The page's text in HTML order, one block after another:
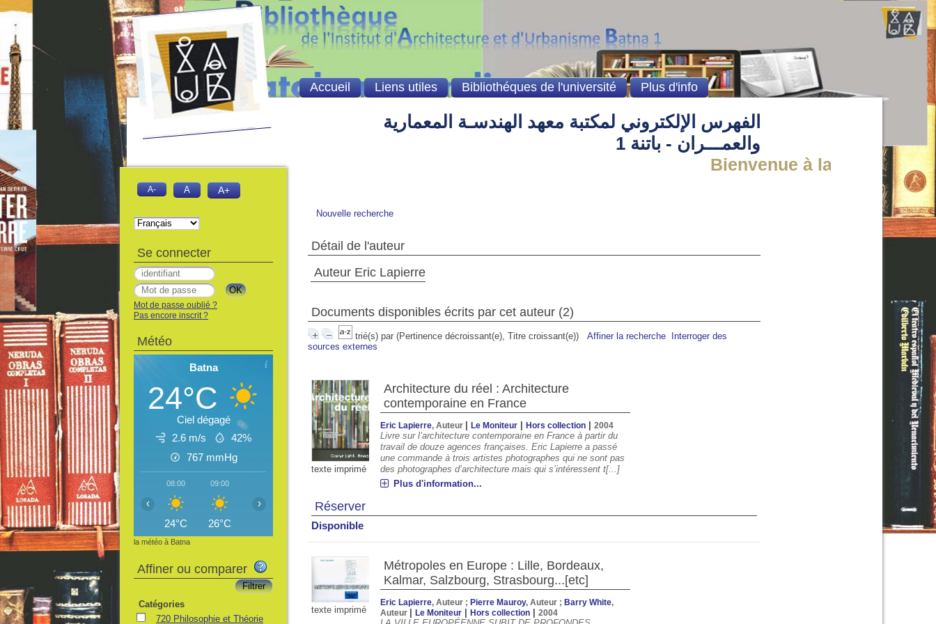
الفهرس الإلكتروني لمكتبة معهد الهندسـة المعمارية
والعمـــران - باتنة 1
Bienvenue à la
Nouvelle recherche
Détail de l'auteur
Auteur Eric Lapierre
Documents disponibles écrits par cet auteur (2)
trié(s) par (Pertinence décroissant(e), Titre croissant(e)) Affiner la recherche
Interroger des
sources externes
texte imprimé
Architecture du réel : Architecture
contemporaine en France
Eric Lapierre, Auteur |Le Moniteur |Hors collection |2004
Livre sur l’architecture contemporaine en France à partir du
travail de douze agences françaises. Eric Lapierre a passé
une commande à trois artistes photographes qui ne sont pas
des photographes d’architecture mais qui s’intéressent t[...]
Plus d'information...
Réserver
Disponible
texte imprimé
Métropoles en Europe : Lille, Bordeaux,
Kalmar, Salzbourg, Strasbourg...[etc]
Eric Lapierre, Auteur ;Pierre Mauroy, Auteur ;Barry White,
Auteur
|Le Moniteur |Hors collection |2004
Accueil Liens utiles Bibliothéques de l'université Plus d'info
A- A A+
Se connecter
Mot de passe oublié ?
Pas encore inscrit ?
Météo
Batna
24°C
Ciel dégagé
2.6 m/s
42%
767 mmHg
08:00
24°C
09:00
26°C 30°C 31°C
13:00 14:00
23°C 22°C
‹ ›
la météo à Batna
Affiner ou comparer
Catégories
720 Philosophie et Théorie